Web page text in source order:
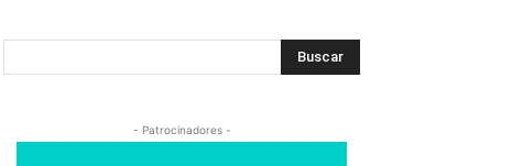
Buscar
- Patrocinadores -